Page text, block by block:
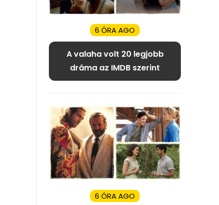
6 ÓRA AGO
A valaha volt 20 legjobb
dráma az IMDB szerint
6 ÓRA AGO